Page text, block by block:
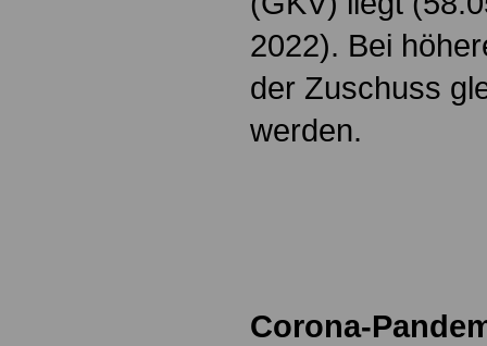
2022). Bei
der Zuschuss
werden.
Corona-